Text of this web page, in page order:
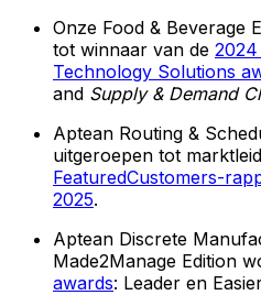
Onze Food & Beverage
tot winnaar van de
Technology Solutions
and Supply & Demand
Aptean Routing &
uitgeroepen tot
FeaturedCustomers-
2025.
Aptean Discrete
Made2Manage Edition
awards: Leader en